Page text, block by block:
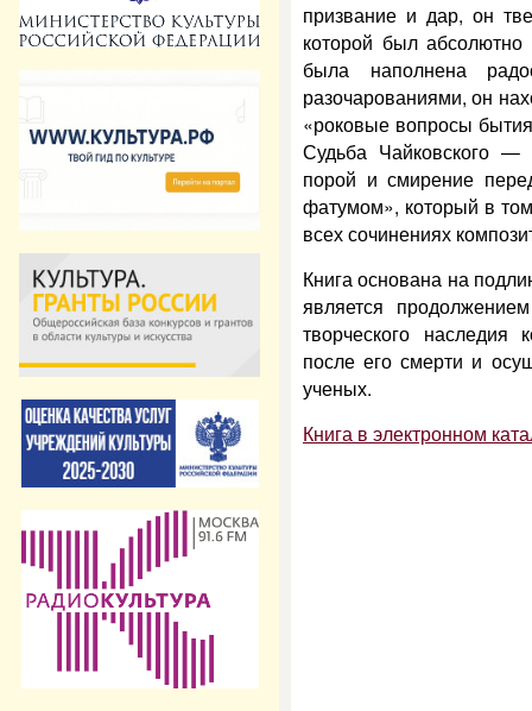
призвание и дар, он
которой был
была наполнена
разочарованиями, он
«роковые вопросы
Судьба Чайковского —
порой и смирение
фатумом», который в
всех сочинениях
Книга основана на
является
творческо­го наследия
после его смерти и
ученых.
Книга в электронном